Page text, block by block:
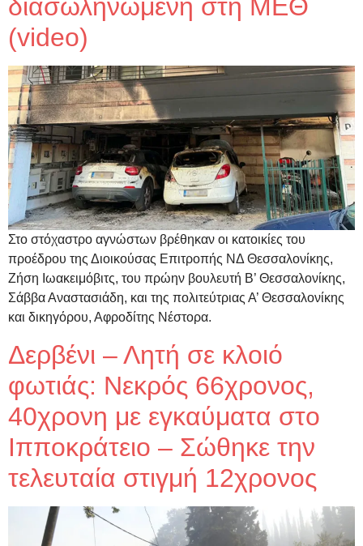
διασωληνωμένη στη ΜΕΘ
(video)
Στο στόχαστρο αγνώστων βρέθηκαν οι κατοικίες του
προέδρου της Διοικούσας Επιτροπής ΝΔ Θεσσαλονίκης,
Ζήση Ιωακειμόβιτς, του πρώην βουλευτή Β’ Θεσσαλονίκης,
Σάββα Αναστασιάδη, και της πολιτεύτριας Α’ Θεσσαλονίκης
και δικηγόρου, Αφροδίτης Νέστορα.
Δερβένι – Λητή σε κλοιό
φωτιάς: Νεκρός 66χρονος,
40χρονη με εγκαύματα στο
Ιπποκράτειο – Σώθηκε την
τελευταία στιγμή 12χρονος